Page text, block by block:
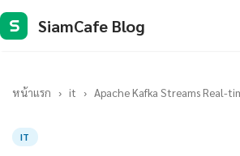
S SiamCafe Blog
หน้าแรก › it › Apache Kafka Streams Real-
IT